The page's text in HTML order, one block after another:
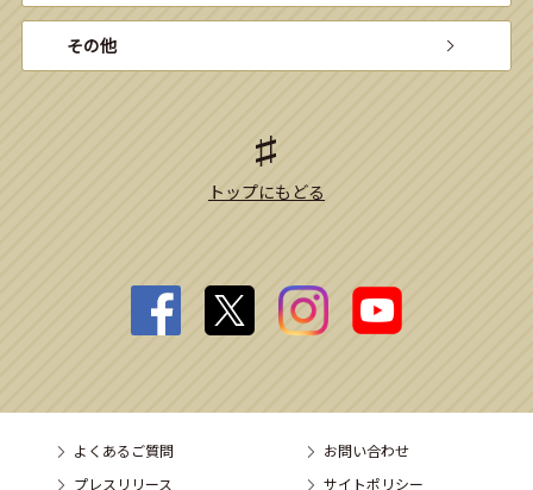
その他
トップにもどる
よくあるご質問
お問い合わせ
プレスリリース
サイトポリシー